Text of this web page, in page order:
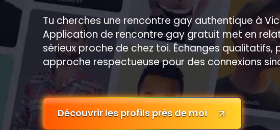
Tu cherches une rencontre gay authentique à
Application de rencontre gay gratuit met en
sérieux proche de chez toi. Échanges qualitatifs,
approche respectueuse pour des connexions
Découvrir les profils près de moi